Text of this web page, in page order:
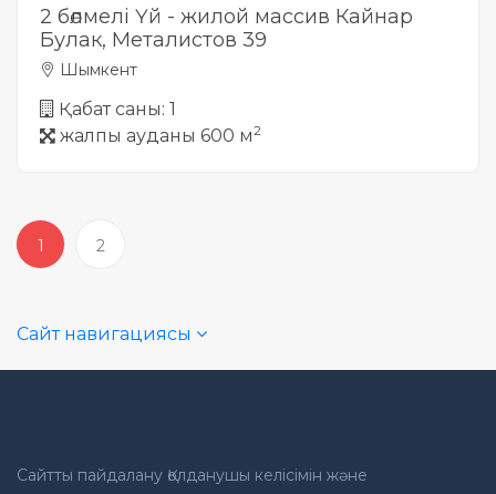
2 бөлмелі Үй - жилой массив Кайнар
Булак, Металистов 39
Шымкент
Қабат саны: 1
жалпы ауданы 600 м2
1 2
Сайт навигациясы
Сайтты пайдалану Қолданушы келісімін және